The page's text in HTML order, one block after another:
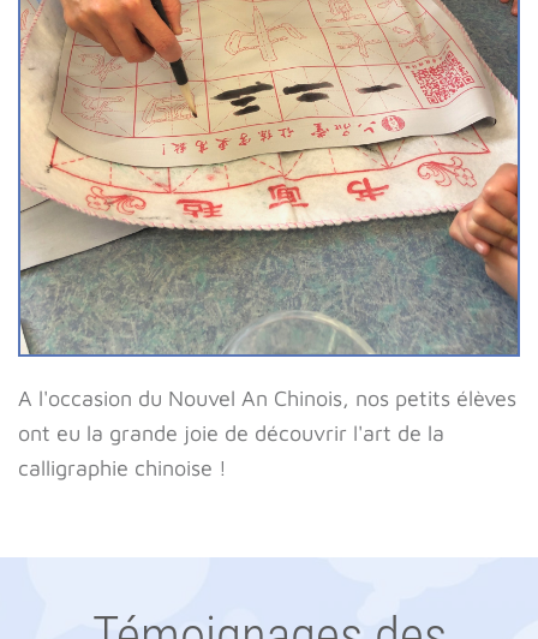
A l'occasion du Nouvel An Chinois, nos petits élèves
ont eu la grande joie de découvrir l'art de la
calligraphie chinoise !